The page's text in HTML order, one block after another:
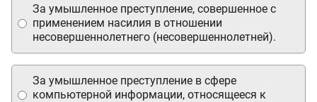
За умышленное преступление, совершенное с
применением насилия в отношении
несовершеннолетнего (несовершеннолетней).
За умышленное преступление в сфере
компьютерной информации, относящееся к